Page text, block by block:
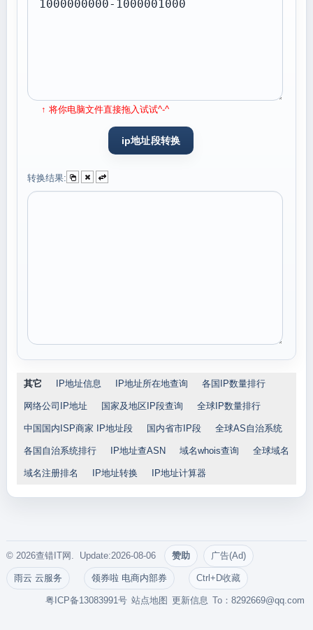
↑ 将你电脑文件直接拖入试试^-^
转换结果:
其它 IP地址信息 IP地址所在地查询 各国IP数量排行
网络公司IP地址 国家及地区IP段查询 全球IP数量排行
中国国内ISP商家 IP地址段 国内省市IP段 全球AS自治系统
各国自治系统排行 IP地址查ASN 域名whois查询 全球域名
域名注册排名 IP地址转换 IP地址计算器
© 2026查错IT网. Update:2026-08-06 赞助 广告(Ad)
雨云 云服务 领券啦 电商内部券 Ctrl+D收藏
To：8292669@qq.com
更新信息
站点地图
粤ICP备13083991号